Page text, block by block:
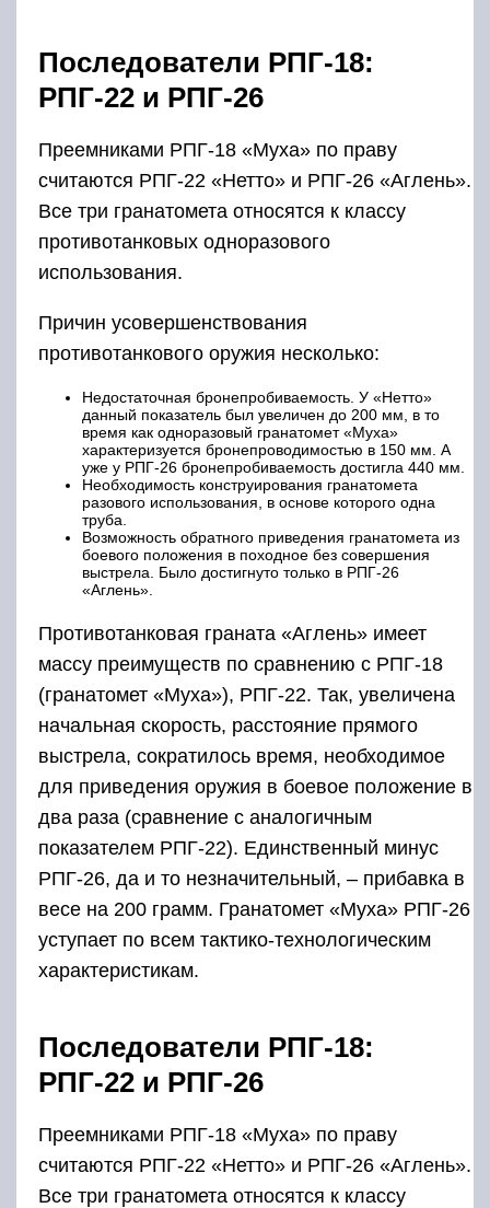
Последователи РПГ-18:
РПГ-22 и РПГ-26
Преемниками РПГ-18 «Муха» по праву
считаются РПГ-22 «Нетто» и РПГ-26 «Аглень».
Все три гранатомета относятся к классу
противотанковых одноразового
использования.
Причин усовершенствования
противотанкового оружия несколько:
Недостаточная бронепробиваемость. У «Нетто»
данный показатель был увеличен до 200 мм, в то
время как одноразовый гранатомет «Муха»
характеризуется бронепроводимостью в 150 мм. А
уже у РПГ-26 бронепробиваемость достигла 440 мм.
Необходимость конструирования гранатомета
разового использования, в основе которого одна
труба.
Возможность обратного приведения гранатомета из
боевого положения в походное без совершения
выстрела. Было достигнуто только в РПГ-26
«Аглень».
Противотанковая граната «Аглень» имеет
массу преимуществ по сравнению с РПГ-18
(гранатомет «Муха»), РПГ-22. Так, увеличена
начальная скорость, расстояние прямого
выстрела, сократилось время, необходимое
для приведения оружия в боевое положение в
два раза (сравнение с аналогичным
показателем РПГ-22). Единственный минус
РПГ-26, да и то незначительный, – прибавка в
весе на 200 грамм. Гранатомет «Муха» РПГ-26
уступает по всем тактико-технологическим
характеристикам.
Последователи РПГ-18:
РПГ-22 и РПГ-26
Преемниками РПГ-18 «Муха» по праву
считаются РПГ-22 «Нетто» и РПГ-26 «Аглень».
Все три гранатомета относятся к классу